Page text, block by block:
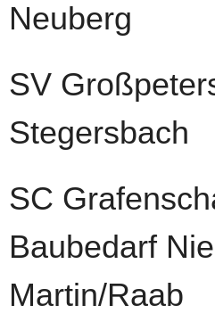
Neuberg
SV
Stegersbach
SC
Baubedarf
Martin/Raab